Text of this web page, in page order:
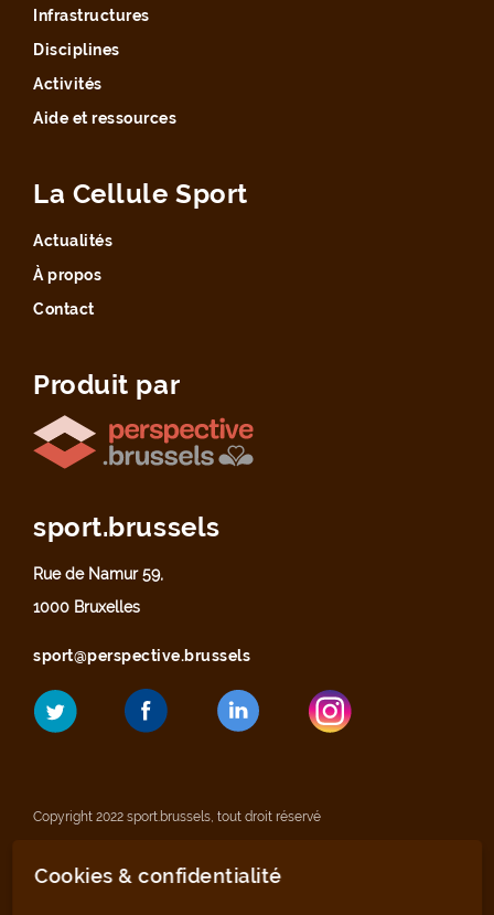
Infrastructures
Disciplines
Activités
Aide et ressources
La Cellule Sport
Actualités
À propos
Contact
Produit par
sport.brussels
Rue de Namur 59,
1000 Bruxelles
sport@perspective.brussels
Copyright 2022 sport.brussels, tout droit réservé
Mentions légales
Cookies & confidentialité